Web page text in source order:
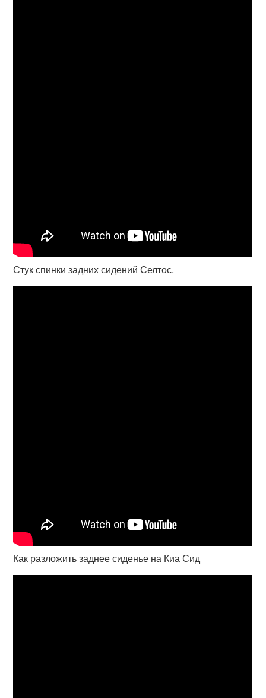
Стук спинки задних сидений Селтос.
Как разложить заднее сиденье на Киа Сид